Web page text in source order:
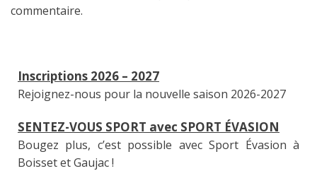
commentaire.
Inscriptions 2026 – 2027
Rejoignez-nous pour la nouvelle saison 2026-2027
SENTEZ-VOUS SPORT avec SPORT ÉVASION
Bougez plus, c’est possible avec Sport Évasion à
Boisset et Gaujac !